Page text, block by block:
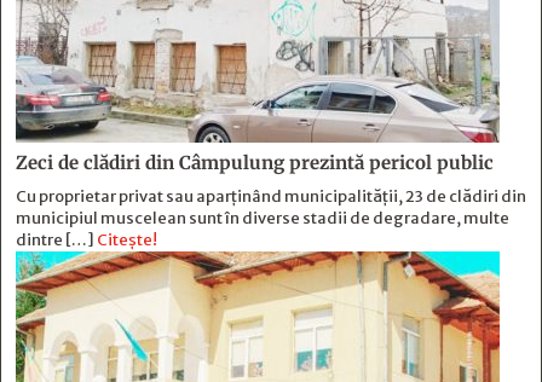
Zeci de clădiri din Câmpulung prezintă pericol public
Cu proprietar privat sau aparținând municipalității, 23 de clădiri din
municipiul muscelean sunt în diverse stadii de degradare, multe
dintre […] Citește!